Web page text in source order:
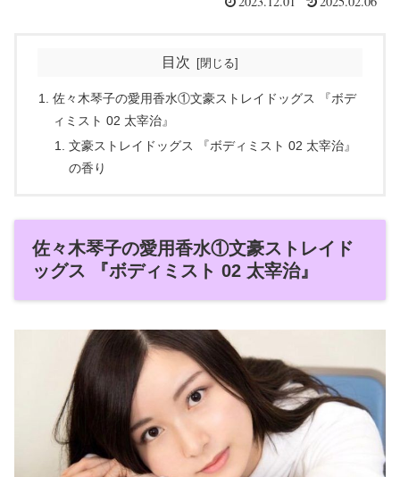
目次
佐々木琴子の愛用香水①文豪ストレイドッグス 『ボデ
ィミスト 02 太宰治』
文豪ストレイドッグス 『ボディミスト 02 太宰治』
の香り
佐々木琴子の愛用香水①文豪ストレイド
ッグス 『ボディミスト 02 太宰治』